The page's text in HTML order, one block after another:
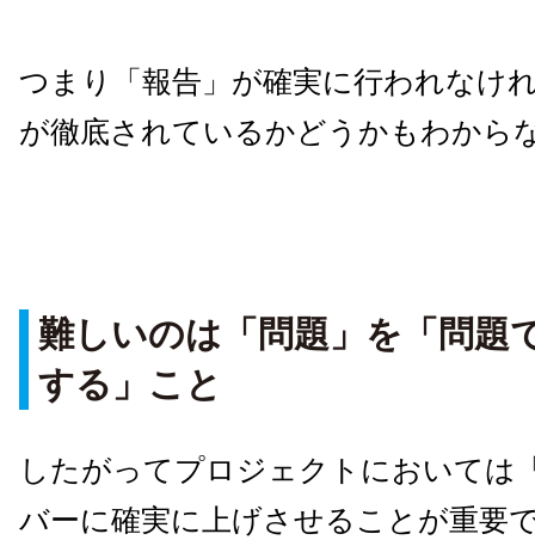
つまり「報告」が確実に行われなけ
が徹底されているかどうかもわから
難しいのは「問題」を「問題
する」こと
したがってプロジェクトにおいては
バーに確実に上げさせることが重要